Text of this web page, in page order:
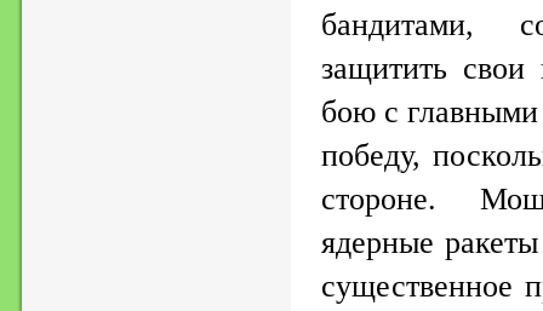
бандитами,
защитить
бою с
победу,
стороне.
ядерные
существенное